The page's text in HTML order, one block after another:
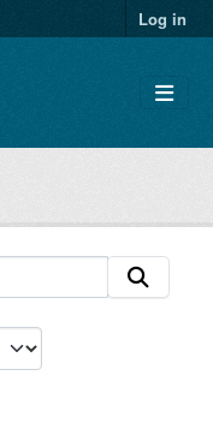
Log in